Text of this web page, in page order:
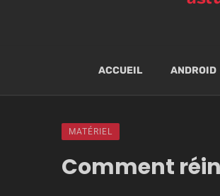
ACCUEIL ANDROID
MATÉRIEL
Comment